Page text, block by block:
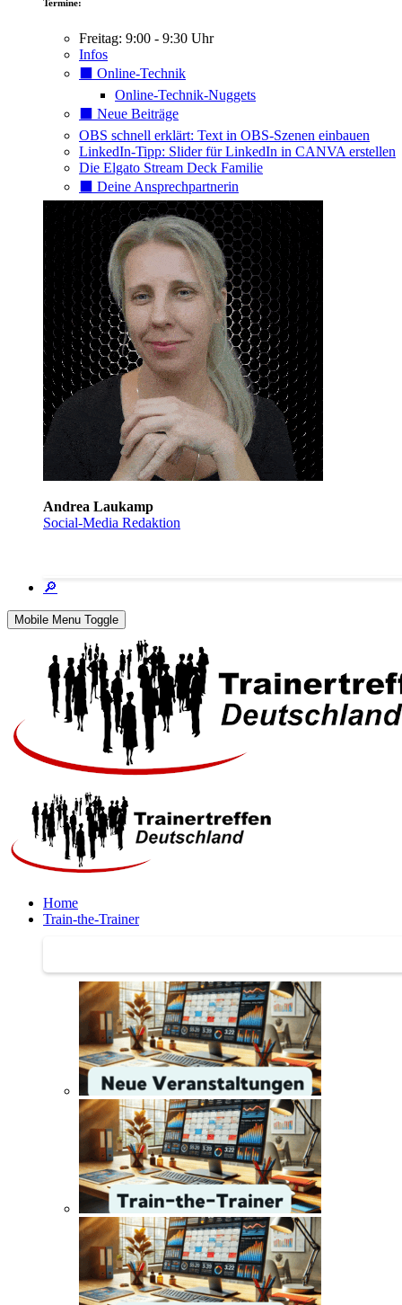
Termine:
Freitag: 9:00 - 9:30 Uhr
Infos
⬛️ Online-Technik
Online-Technik-Nuggets
⬛️ Neue Beiträge
OBS schnell erklärt: Text in OBS-Szenen einbauen
LinkedIn-Tipp: Slider für LinkedIn in CANVA erstellen
Die Elgato Stream Deck Familie
⬛️ Deine Ansprechpartnerin
Andrea Laukamp
Social-Media Redaktion
🔎
Mobile Menu Toggle
Home
Train-the-Trainer